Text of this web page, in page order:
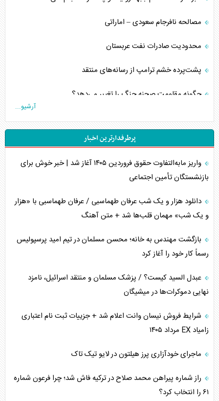
مصالحه نافرجام سعودی – اماراتی
محدودیت صادرات نفت عربستان
پشت‌پرده خشم ترامپ از رسانه‌های منتقد
چگونه مقاومت صحنه جنگ را تغییر می‌دهد؟
تحلیل جامع پدیده تراستی‌ها
تأثیر جنگ ایران و آمریکا بر اقتصاد جهانی
اربعین، کابوس مشترک تل‌آویو-واشنگتن
برنامه هفتم توسعه در نقطه کور سیاستگذاری
کنوانسیون دریای خزر در راستای منافع ملی است؟
اوکراین بازوی مخرب آمریکا در غرب آسیا
اهمیت راهبردی اردن برای آمریکا
پیام، ظرفیت بالفعل‌نشده تجارت ایران
همسویی عربستان با سنتکام علیه متحدان ایران
ترامپ و توهم خلع سلاح حماس
آرشیو...
پرطرفدارترین اخبار
واریز مابه‌التفاوت حقوق فروردین ۱۴۰۵ آغاز شد | خبر خوش برای
بازنشستگان تأمین اجتماعی
دانلود هزار و یک شب عرفان طهماسبی / عرفان طهماسبی با «هزار
و یک شب» مهمان قلب‌ها شد + متن آهنگ
بازگشت مهندس به خانه؛ محسن مسلمان در تیم امید پرسپولیس
رسماً کار خود را آغاز کرد
عبدل السید کیست؟ / پزشک مسلمان و منتقد اسرائیل، نامزد
نهایی دموکرات‌ها در میشیگان
شرایط فروش نیسان وانت اعلام شد + جزییات ثبت نام اعتباری
زامیاد EX مرداد ۱۴۰۵
ماجرای خودآزاری پرز هیلتون در لایو تیک تاک
راز شماره پیراهن محمد صلاح در ترکیه فاش شد؛ چرا فرعون شماره
۶۱ را انتخاب کرد؟